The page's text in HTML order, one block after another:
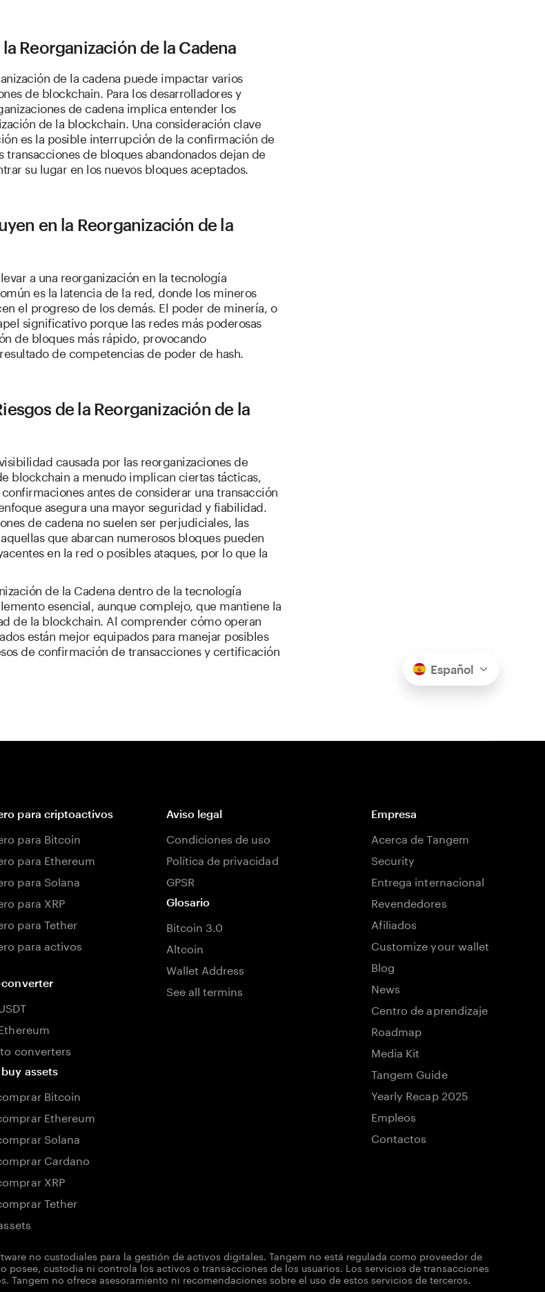
Reorganización de la Cadena
de la cadena puede impactar varios
de blockchain. Para los desarrolladores y
de cadena implica entender los
de la blockchain. Una consideración clave
es la posible interrupción de la confirmación de
transacciones de bloques abandonados dejan de
su lugar en los nuevos bloques aceptados.
en la Reorganización de la
a una reorganización en la tecnología
es la latencia de la red, donde los mineros
el progreso de los demás. El poder de minería, o
significativo porque las redes más poderosas
de bloques más rápido, provocando
de competencias de poder de hash.
de la Reorganización de la
causada por las reorganizaciones de
blockchain a menudo implican ciertas tácticas,
antes de considerar una transacción
asegura una mayor seguridad y fiabilidad.
de cadena no suelen ser perjudiciales, las
que abarcan numerosos bloques pueden
en la red o posibles ataques, por lo que la
de la Cadena dentro de la tecnología
esencial, aunque complejo, que mantiene la
de la blockchain. Al comprender cómo operan
están mejor equipados para manejar posibles
de confirmación de transacciones y certificación
Español
para criptoactivos
para Bitcoin
para Ethereum
para Solana
para XRP
para Tether
para activos
converters
assets
Bitcoin
Ethereum
Solana
Cardano
XRP
Tether
Aviso legal
Condiciones de uso
Política de privacidad
GPSR
Glosario
Bitcoin 3.0
Altcoin
Wallet Address
See all termins
Empresa
Acerca de Tangem
Security
Entrega internacional
Revendedores
Afiliados
Customize your wallet
Blog
News
Centro de aprendizaje
Roadmap
Media Kit
Tangem Guide
Yearly Recap 2025
Empleos
Contactos
no custodiales para la gestión de activos digitales. Tangem no está regulada como proveedor de
custodia ni controla los activos o transacciones de los usuarios. Los servicios de transacciones
no ofrece asesoramiento ni recomendaciones sobre el uso de estos servicios de terceros.